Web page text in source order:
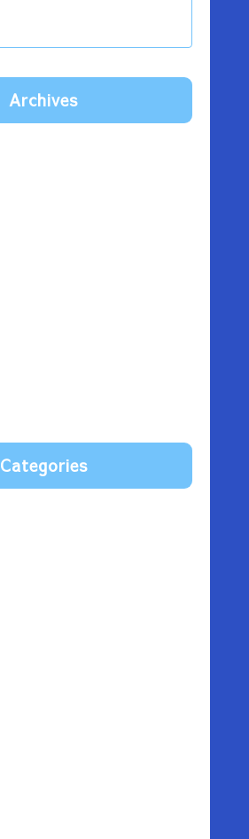
Archives
Categories